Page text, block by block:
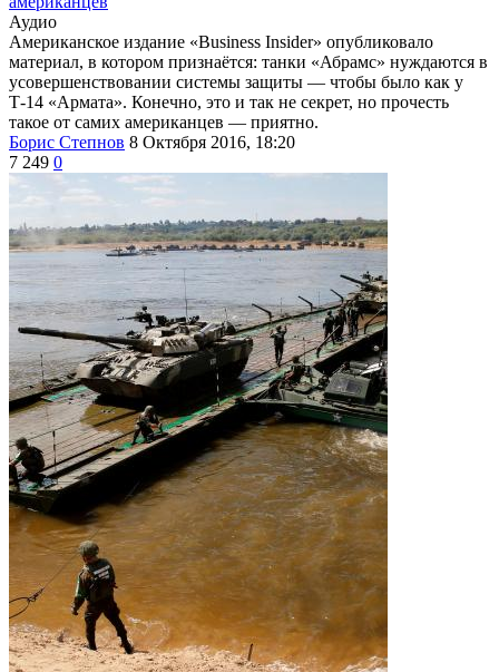
Аудио
Американское издание «Business Insider» опубликовало
материал, в котором признаётся: танки «Абрамс» нуждаются в
усовершенствовании системы защиты — чтобы было как у
Т-14 «Армата». Конечно, это и так не секрет, но прочесть
такое от самих американцев — приятно.
Борис Степнов 8 Октября 2016, 18:20
7 249 0